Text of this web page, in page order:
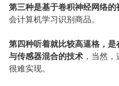
第三种是基于卷积神经网络
会计算机学习识别商品。
第四种听着就比较高逼格，
与传感器混合的技术 ，当然
很难实现。